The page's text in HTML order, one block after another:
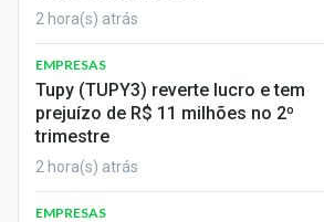
2 hora(s) atrás
EMPRESAS
Tupy (TUPY3) reverte lucro e tem
prejuízo de R$ 11 milhões no 2º
trimestre
2 hora(s) atrás
EMPRESAS